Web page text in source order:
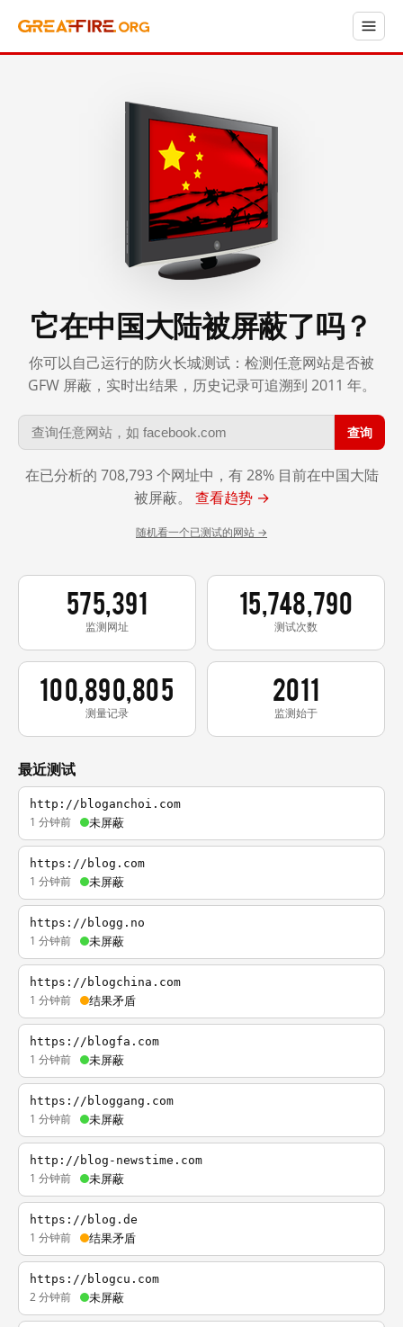
它在中国大陆被屏蔽了吗？
你可以自己运行的防火长城测试：检测任意网站是否被
GFW 屏蔽，实时出结果，历史记录可追溯到 2011 年。
查询
在已分析的 708,793 个网址中，有 28% 目前在中国大陆
被屏蔽。 查看趋势 →
随机看一个已测试的网站 →
575,391
监测网址
15,748,790
测试次数
100,890,805
测量记录
2011
监测始于
最近测试
http://bloganchoi.com
1 分钟前 未屏蔽
https://blog.com
1 分钟前 未屏蔽
https://blogg.no
1 分钟前 未屏蔽
https://blogchina.com
1 分钟前 结果矛盾
https://blogfa.com
1 分钟前 未屏蔽
https://bloggang.com
1 分钟前 未屏蔽
http://blog-newstime.com
1 分钟前 未屏蔽
https://blog.de
1 分钟前 结果矛盾
https://blogcu.com
2 分钟前 未屏蔽